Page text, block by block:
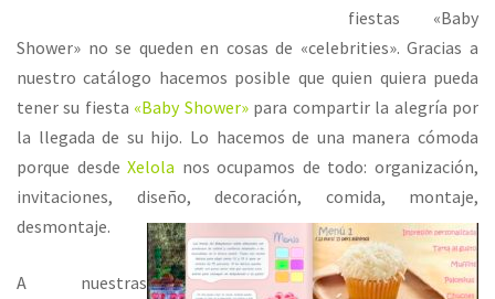
fiestas «Baby
Shower» no se queden en cosas de «celebrities». Gracias a
nuestro catálogo hacemos posible que quien quiera pueda
tener su fiesta «Baby Shower»para compartir la alegría por
la llegada de su hijo. Lo hacemos de una manera cómoda
porque desdeXelola nos ocupamos de todo: organización,
invitaciones, diseño, decoración, comida, montaje,
desmontaje.
A nuestras